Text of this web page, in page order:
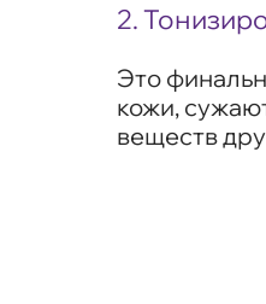
2.
Это
кожи,
веществ